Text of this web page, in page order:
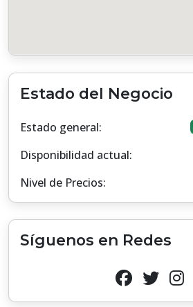
Estado del Negocio
Estado general:
Disponibilidad actual:
Nivel de Precios:
Síguenos en Redes